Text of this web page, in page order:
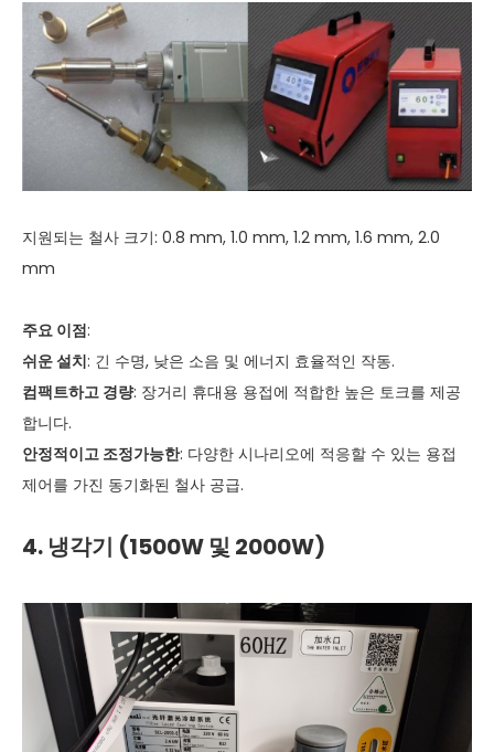
지원되는 철사 크기: 0.8 mm, 1.0 mm, 1.2 mm, 1.6 mm, 2.0
mm
주요 이점:
쉬운 설치: 긴 수명, 낮은 소음 및 에너지 효율적인 작동.
컴팩트하고 경량: 장거리 휴대용 용접에 적합한 높은 토크를 제공
합니다.
안정적이고 조정가능한: 다양한 시나리오에 적응할 수 있는 용접
제어를 가진 동기화된 철사 공급.
4. 냉각기 (1500W 및 2000W)